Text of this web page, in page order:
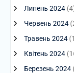
Липень 2024
Червень 2024
Травень 2024
Квітень 2024
Березень 2024